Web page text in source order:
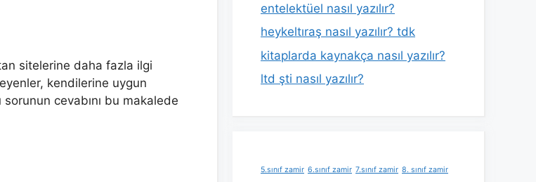
sitelerine daha fazla ilgi
kendilerine uygun
cevabını bu makalede
entelektüel nasıl yazılır?
heykeltıraş nasıl yazılır? tdk
kitaplarda kaynakça nasıl yazılır?
ltd şti nasıl yazılır?
5.sınıf zamir 6.sınıf zamir 7.sınıf zamir 8. sınıf zamir